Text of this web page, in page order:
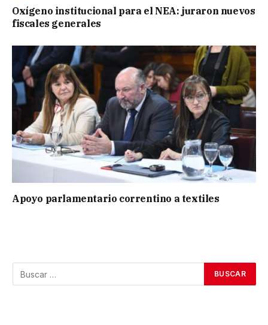
Oxígeno institucional para el NEA: juraron nuevos
fiscales generales
Apoyo parlamentario correntino a textiles